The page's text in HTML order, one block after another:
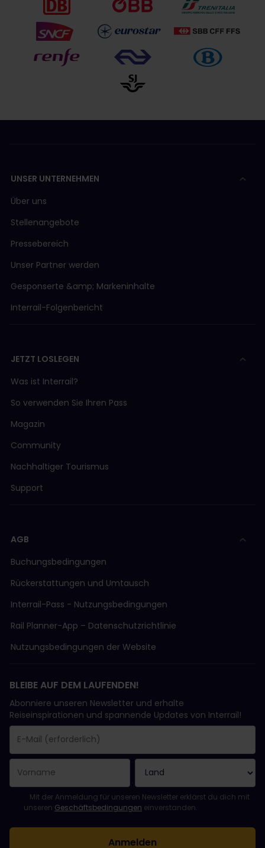
UNSER UNTERNEHMEN
Über uns
Stellenangebote
Pressebereich
Unser Partner werden
Gesponserte &amp; Markeninhalte
Interrail-Folgenbericht
JETZT LOSLEGEN
Was ist Interrail?
So verwenden Sie Ihren Pass
Magazin
Community
Nachhaltiger Tourismus
Support
AGB
Buchungsbedingungen
Rückerstattungen und Umtausch
Interrail-Pass - Nutzungsbedingungen
Rail Planner-App – Datenschutzrichtlinie
Nutzungsbedingungen der Website
BLEIBE AUF DEM LAUFENDEN!
Abonniere unseren Newsletter und erhalte
Reiseinspirationen und spannende Updates von Interrail!
Sie haben sich erfolgreich angemeldet.
Das Feld „E-Mail-Adresse“ ist ein Pflichtfeld!
Diese E-Mail-Adresse ist ungültig!
Beim Abonnieren des Newsletters ist ein Fehler aufgetreten.
Du hast diesen Newsletter bereits abonniert!
Bitte stimme den Allgemeinen Geschäftsbedingungen zu, um
Mit der Anmeldung für unseren Newsletter erklärst du dich mit
unseren Geschäftsbedingungen einverstanden.